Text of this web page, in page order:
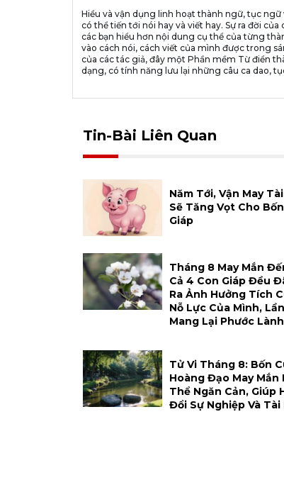
Hiểu và vận dụng linh hoạt thành ngữ, tục
có thể tiến tới nói hay và viết hay. Sự ra đời
các bạn hiểu hơn nội dung cụ thể của từng
vào cách nói, cách viết của mình được trong
của các tác giả, đây một Phần mềm Từ điển
dạng, có tính năng lưu lại những câu ca dao,
Tin-Bài Liên Quan
Năm Tới, Vận May
Sẽ Tăng Vọt Cho
Giáp
Tháng 8 May Mắn
Cả 4 Con Giáp Đều
Ra Ảnh Hưởng Tích
Nỗ Lực Của Mình,
Mang Lại Phước Lành
Tử Vi Tháng 8: Bốn
Hoàng Đạo May Mắn
Thể Ngăn Cản, Giúp
Đổi Sự Nghiệp Và Tài